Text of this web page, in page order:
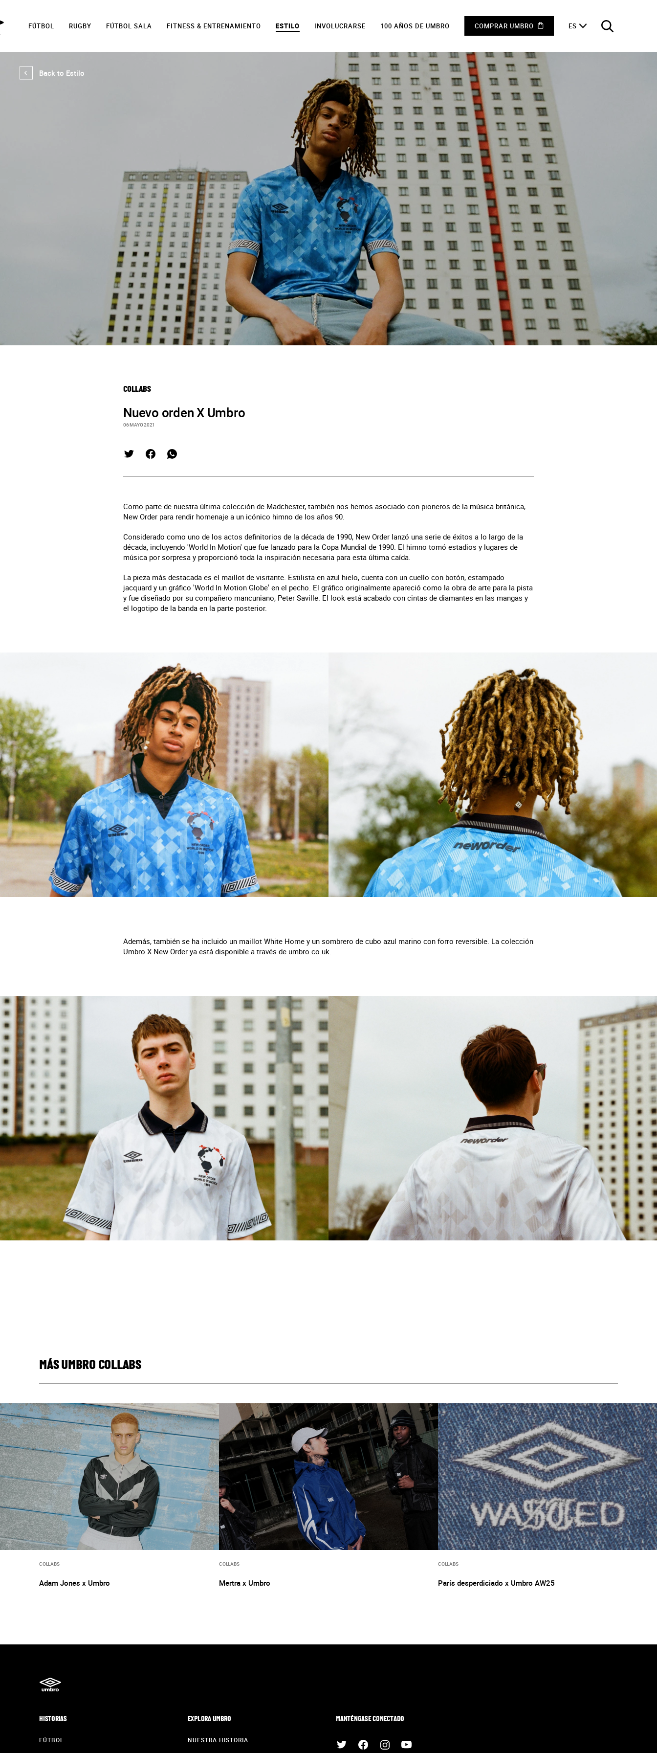
FÚTBOL RUGBY FÚTBOL SALA FITNESS & ENTRENAMIENTO ESTILO INVOLUCRARSE 100 AÑOS DE UMBRO COMPRAR UMBRO ES
Back to Estilo
COLLABS
Nuevo orden X Umbro
06 MAYO 2021
Como parte de nuestra última colección de Madchester, también nos hemos asociado con pioneros de la música británica,
New Order para rendir homenaje a un icónico himno de los años 90.
Considerado como uno de los actos definitorios de la década de 1990, New Order lanzó una serie de éxitos a lo largo de la
década, incluyendo 'World In Motion' que fue lanzado para la Copa Mundial de 1990. El himno tomó estadios y lugares de
música por sorpresa y proporcionó toda la inspiración necesaria para esta última caída.
La pieza más destacada es el maillot de visitante. Estilista en azul hielo, cuenta con un cuello con botón, estampado
jacquard y un gráfico 'World In Motion Globe' en el pecho. El gráfico originalmente apareció como la obra de arte para la pista
y fue diseñado por su compañero mancuniano, Peter Saville. El look está acabado con cintas de diamantes en las mangas y
el logotipo de la banda en la parte posterior.
Además, también se ha incluido un maillot White Home y un sombrero de cubo azul marino con forro reversible. La colección
Umbro X New Order ya está disponible a través de umbro.co.uk.
MÁS UMBRO COLLABS
COLLABS
Adam Jones x Umbro
COLLABS
Mertra x Umbro
COLLABS
París desperdiciado x Umbro AW25
MANTÉNGASE CONECTADO
EXPLORA UMBRO
NUESTRA HISTORIA
HISTORIAS
FÚTBOL